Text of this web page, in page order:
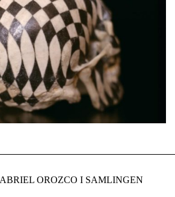
OROZCO I SAMLINGEN